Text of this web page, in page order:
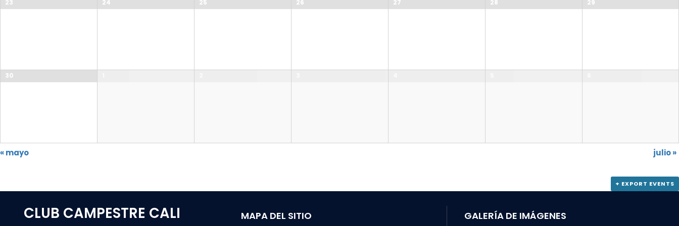
23 24 25 26 27 28 29
30
Calendario
«mayo julio»
+ EXPORT EVENTS
CLUB CAMPESTRE CALI MAPA DEL SITIO GALERÍA DE IMÁGENES